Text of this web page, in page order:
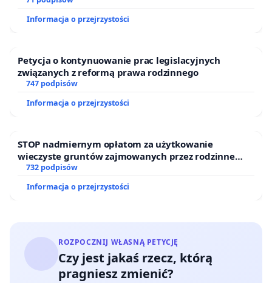
Informacja o przejrzystości
Petycja o kontynuowanie prac legislacyjnych
związanych z reformą prawa rodzinnego
747 podpisów
Informacja o przejrzystości
STOP nadmiernym opłatom za użytkowanie
wieczyste gruntów zajmowanych przez rodzinne
ogrody działkowe.
732 podpisów
Informacja o przejrzystości
ROZPOCZNIJ WŁASNĄ PETYCJĘ
Czy jest jakaś rzecz, którą
pragniesz zmienić?